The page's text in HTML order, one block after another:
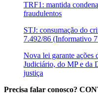
TRF1: mantida
fraudulentos
STJ: consumação do
7.492/86 (Informativo
Nova lei garante ações
Judiciário, do MP e da
justiça
Precisa falar conosco?